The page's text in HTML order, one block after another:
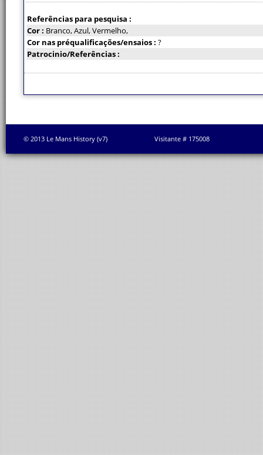
Referências para pesquisa :
Cor : Branco, Azul, Vermelho,
Cor nas préqualificações/ensaios : ?
Patrocinio/Referências :
© 2013 Le Mans History (v7) Visitante # 175008